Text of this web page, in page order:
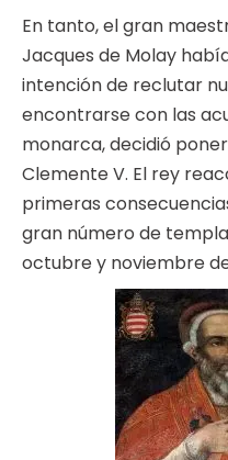
En tanto, el gran
Jacques de Molay
intención de reclutar
encontrarse con las
monarca, decidió
Clemente V. El rey
primeras
gran número de
octubre y noviembre de